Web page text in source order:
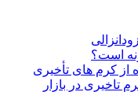
است؟
از کرم های تأخیری
تاخیری در بازار